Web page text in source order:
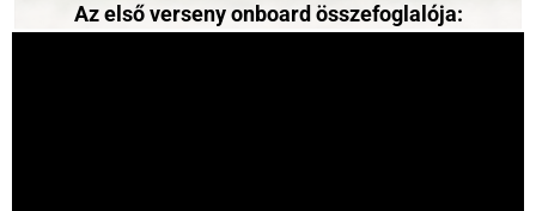
Az első verseny onboard összefoglalója: